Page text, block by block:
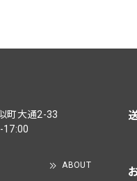
町大通2-33
17:00
ABOUT